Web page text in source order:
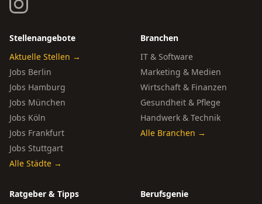
Stellenangebote
Aktuelle Stellen →
Jobs Berlin
Jobs Hamburg
Jobs München
Jobs Köln
Jobs Frankfurt
Jobs Stuttgart
Alle Städte →
Branchen
IT & Software
Marketing & Medien
Wirtschaft & Finanzen
Gesundheit & Pflege
Handwerk & Technik
Alle Branchen →
Ratgeber & Tipps
Berufsgenie